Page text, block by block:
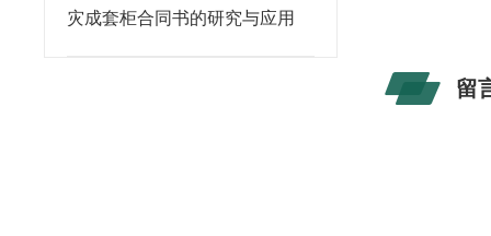
留
灾成套柜合同书的研究与应用